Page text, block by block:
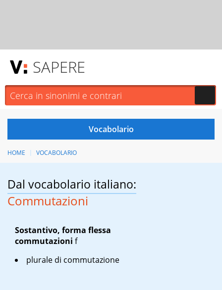
SAPERE
HOME VOCABOLARIO
Dal vocabolario italiano:
Commutazioni
Sostantivo, forma flessa
commutazioni f
plurale di commutazione